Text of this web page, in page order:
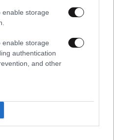
enable storage
enable storage
authentication
and other
πότε γεννήθηκες και
δώρο!
33 δράσεις, 4.000+